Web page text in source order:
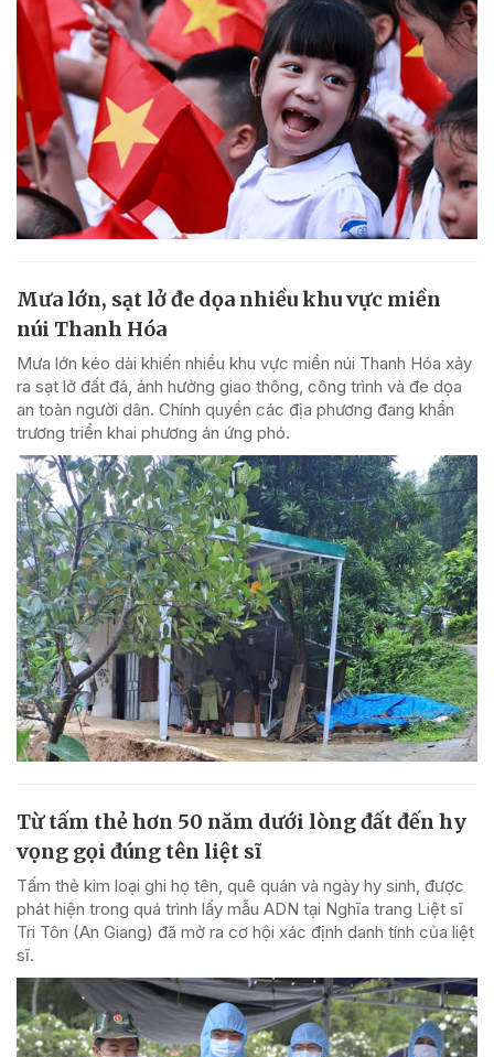
Mưa lớn, sạt lở đe dọa nhiều khu vực miền
núi Thanh Hóa
Mưa lớn kéo dài khiến nhiều khu vực miền núi Thanh Hóa xảy
ra sạt lở đất đá, ảnh hưởng giao thông, công trình và đe dọa
an toàn người dân. Chính quyền các địa phương đang khẩn
trương triển khai phương án ứng phó.
Từ tấm thẻ hơn 50 năm dưới lòng đất đến hy
vọng gọi đúng tên liệt sĩ
Tấm thẻ kim loại ghi họ tên, quê quán và ngày hy sinh, được
phát hiện trong quá trình lấy mẫu ADN tại Nghĩa trang Liệt sĩ
Tri Tôn (An Giang) đã mở ra cơ hội xác định danh tính của liệt
sĩ.